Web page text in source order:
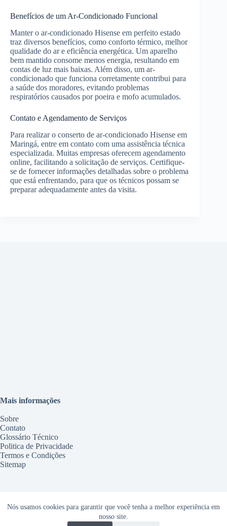
Nós usamos cookies para garantir que você tenha a melhor experiência em
nosso site.
Benefícios de um Ar-Condicionado Funcional
Manter o ar-condicionado Hisense em perfeito estado
traz diversos benefícios, como conforto térmico, melhor
qualidade do ar e eficiência energética. Um aparelho
bem mantido consome menos energia, resultando em
contas de luz mais baixas. Além disso, um ar-
condicionado que funciona corretamente contribui para
a saúde dos moradores, evitando problemas
respiratórios causados por poeira e mofo acumulados.
Contato e Agendamento de Serviços
Para realizar o conserto de ar-condicionado Hisense em
Maringá, entre em contato com uma assistência técnica
especializada. Muitas empresas oferecem agendamento
online, facilitando a solicitação de serviços. Certifique-
se de fornecer informações detalhadas sobre o problema
que está enfrentando, para que os técnicos possam se
preparar adequadamente antes da visita.
Mais informações
Sobre
Contato
Glossário Técnico
Politica de Privacidade
Termos e Condições
Sitemap